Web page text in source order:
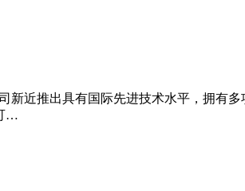
新近推出具有国际先进技术水平，拥有
…